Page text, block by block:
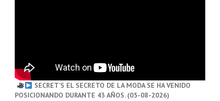
SECRET’S EL SECRETO DE LA MODA SE HA VENIDO
POSICIONANDO DURANTE 43 AÑOS. (05-08-2026)